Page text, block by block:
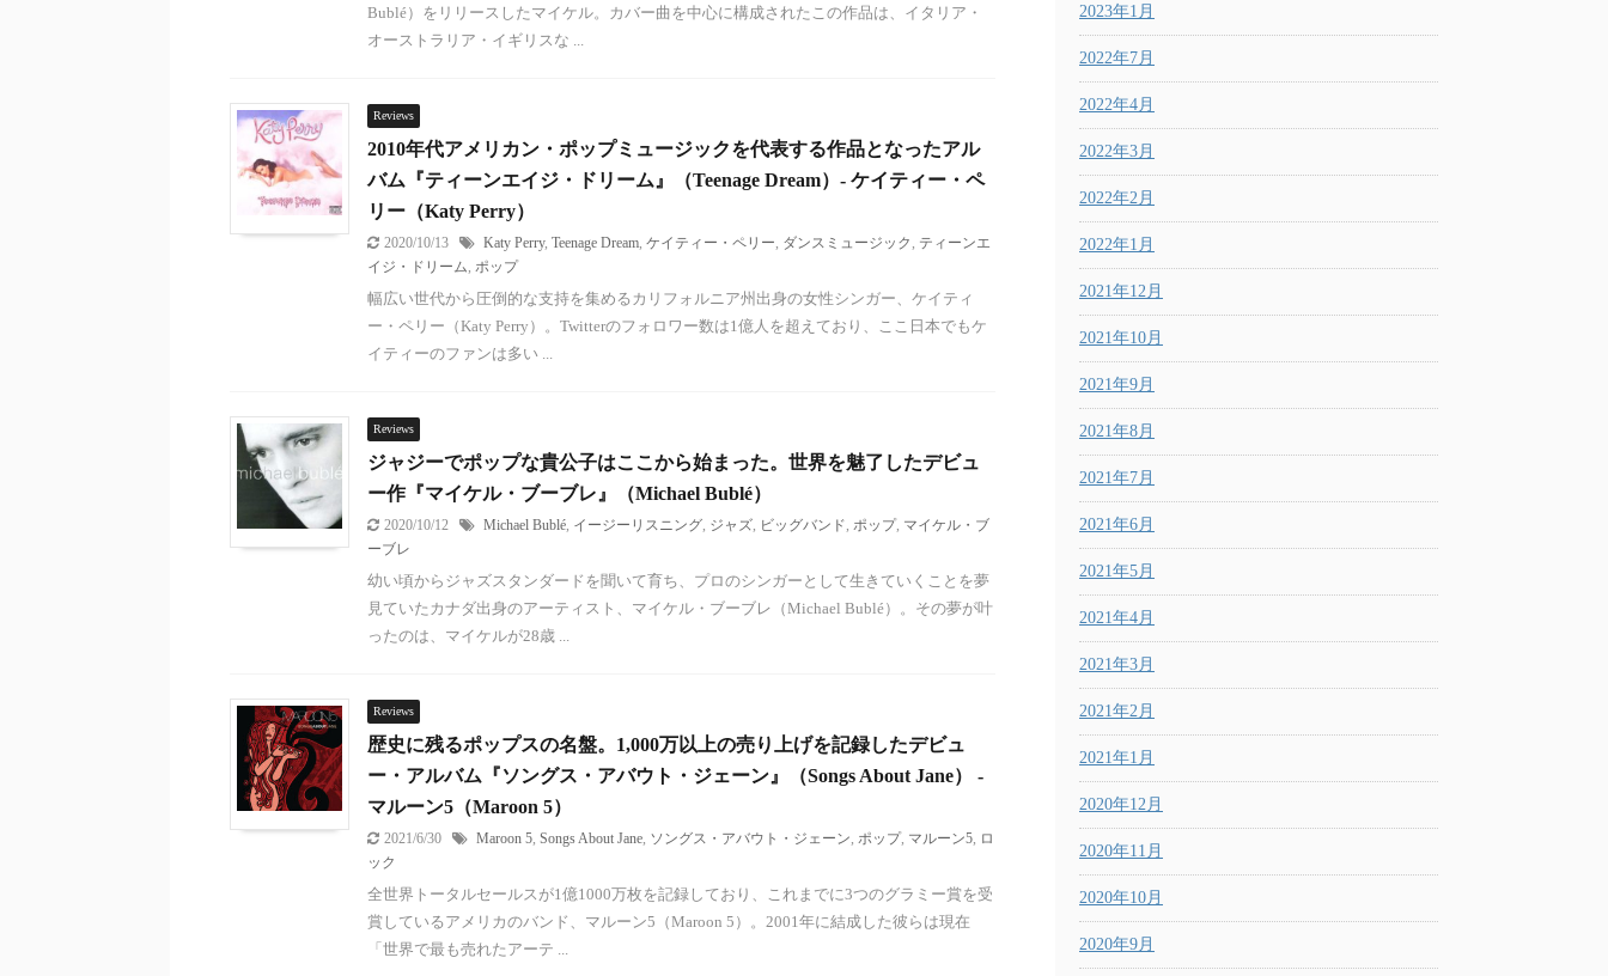
Bublé）をリリースしたマイケル。カバー曲を中心に構成されたこの作品は、イタリア・
オーストラリア・イギリスな ...
Reviews
2010年代アメリカン・ポップミュージックを代表する作品となったアル
バム『ティーンエイジ・ドリーム』（Teenage Dream）- ケイティー・ペ
リー（Katy Perry）
2020/10/13 Katy Perry, Teenage Dream ケイティー・ペリー ダンスミュージック
ティーンエ
イジ・ドリーム ポップ
幅広い世代から圧倒的な支持を集めるカリフォルニア州出身の女性シンガー、ケイティ
ー・ペリー（Katy Perry）。Twitterのフォロワー数は1億人を超えており、ここ日本でもケ
イティーのファンは多い ...
Reviews
ジャジーでポップな貴公子はここから始まった。世界を魅了したデビュ
ー作『マイケル・ブーブレ』（Michael Bublé）
2020/10/12 Michael Bublé イージーリスニング ジャズ ビッグバンド ポップ, マイケル・ブ
ーブレ
幼い頃からジャズスタンダードを聞いて育ち、プロのシンガーとして生きていくことを夢
見ていたカナダ出身のアーティスト、マイケル・ブーブレ（Michael Bublé）。その夢が叶
ったのは、マイケルが28歳 ...
Reviews
歴史に残るポップスの名盤。1,000万以上の売り上げを記録したデビュ
ー・アルバム『ソングス・アバウト・ジェーン』（Songs About Jane） -
マルーン5（Maroon 5）
2021/6/30 Maroon 5 Songs About Jane ソングス・アバウト・ジェーン ポップ, マルーン5 ロ
ック
全世界トータルセールスが1億1000万枚を記録しており、これまでに3つのグラミー賞を受
賞しているアメリカのバンド、マルーン5（Maroon 5）。2001年に結成した彼らは現在
「世界で最も売れたアーテ ...
2023年1月
2022年7月
2022年4月
2022年3月
2022年2月
2022年1月
2021年12月
2021年10月
2021年9月
2021年8月
2021年7月
2021年6月
2021年5月
2021年4月
2021年3月
2021年2月
2021年1月
2020年12月
2020年11月
2020年10月
2020年9月